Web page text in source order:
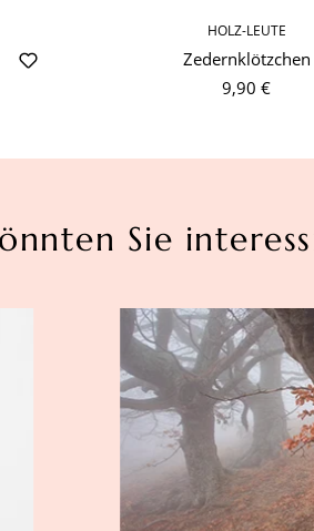
HOLZ-LEUTE
Zedernklötzchen
9,90 €
Sie